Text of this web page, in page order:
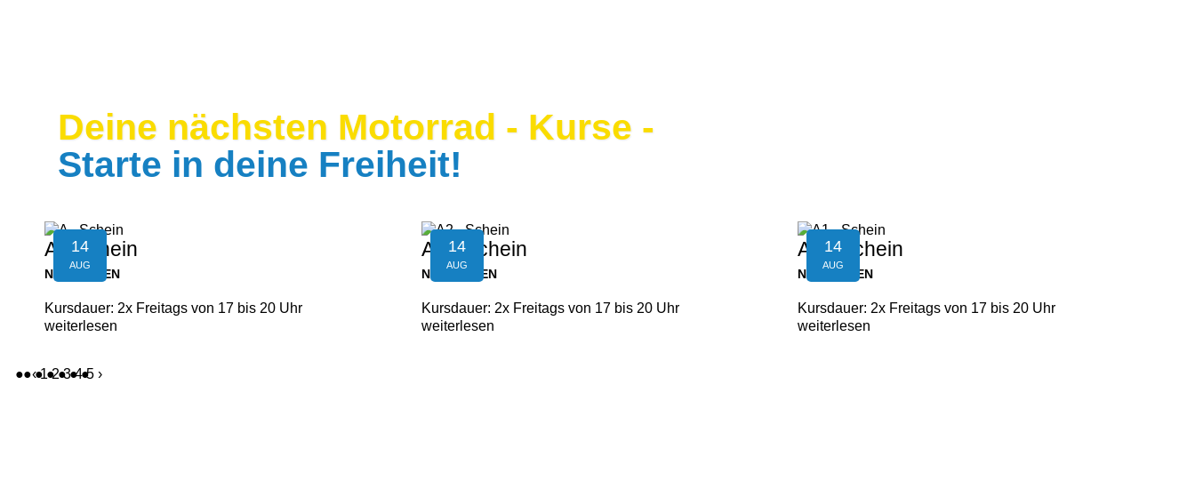
Deine nächsten Motorrad - Kurse -
Starte in deine Freiheit!
14
AUG
A - Schein
NEUFELDEN
Kursdauer: 2x Freitags von 17 bis 20 Uhr
weiterlesen
14
AUG
A2 - Schein
NEUFELDEN
Kursdauer: 2x Freitags von 17 bis 20 Uhr
weiterlesen
14
AUG
A1 - Schein
NEUFELDEN
Kursdauer: 2x Freitags von 17 bis 20 Uhr
weiterlesen
‹ 1 2 3 4 5 ›